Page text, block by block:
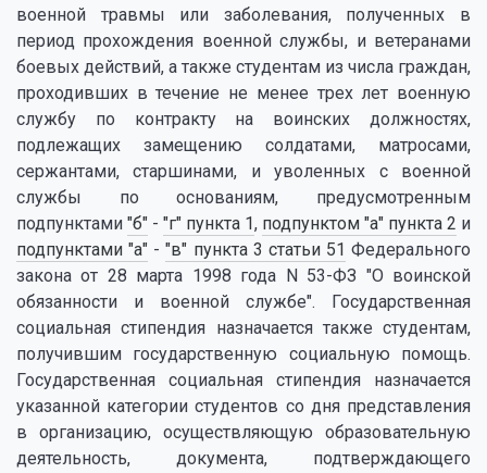
военной травмы или заболевания, полученных в
период прохождения военной службы, и ветеранами
боевых действий, а также студентам из числа граждан,
проходивших в течение не менее трех лет военную
службу по контракту на воинских должностях,
подлежащих замещению солдатами, матросами,
сержантами, старшинами, и уволенных с военной
службы по основаниям, предусмотренным
подпунктами "б" - "г" пункта 1, подпунктом "а" пункта 2 и
подпунктами "а" -"в" пункта 3 статьи 51 Федерального
закона от 28 марта 1998 года N 53-ФЗ "О воинской
обязанности и военной службе". Государственная
социальная стипендия назначается также студентам,
получившим государственную социальную помощь.
Государственная социальная стипендия назначается
указанной категории студентов со дня представления
в организацию, осуществляющую образовательную
деятельность, документа, подтверждающего